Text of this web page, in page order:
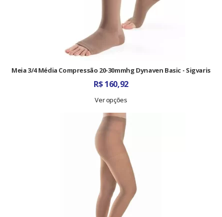
Meia 3/4 Média Compressão 20-30mmhg Dynaven Basic - Sigvaris
R$160,92
Ver opções